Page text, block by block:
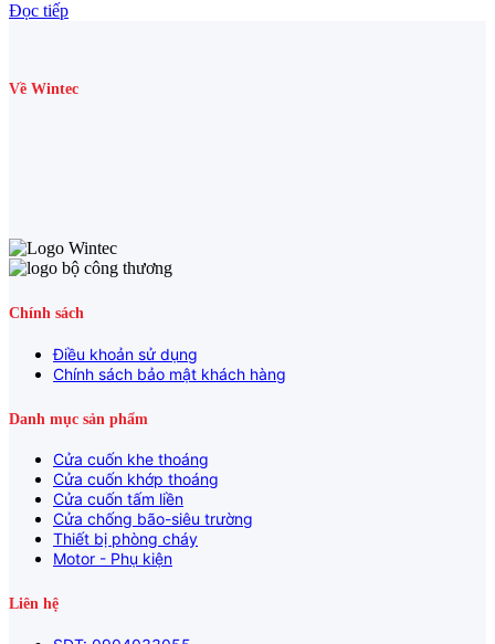
Đọc tiếp
Về Wintec
Chính sách
Điều khoản sử dụng
Chính sách bảo mật khách hàng
Danh mục sản phẩm
Cửa cuốn khe thoáng
Cửa cuốn khớp thoáng
Cửa cuốn tấm liền
Cửa chống bão-siêu trường
Thiết bị phòng cháy
Motor - Phụ kiện
Liên hệ